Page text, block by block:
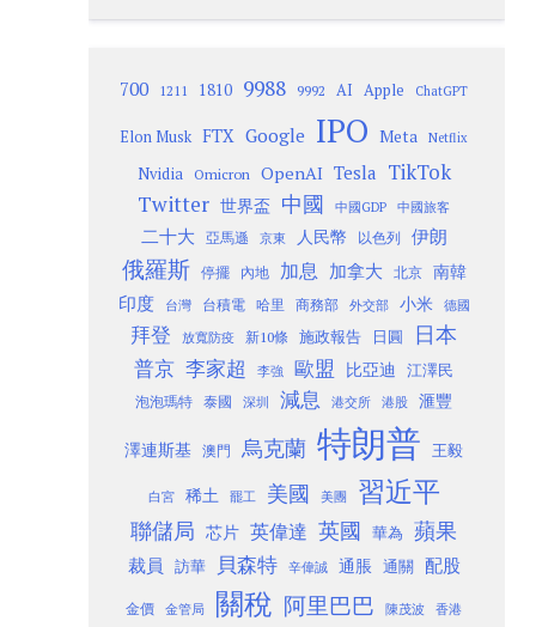
700 1211 1810 9988 9992 AI Apple ChatGPT
Elon Musk FTX Google IPO Meta Netflix
Nvidia Omicron OpenAI Tesla TikTok
Twitter 世界盃 中國 中國GDP 中國旅客
二十大 亞馬遜 京東 人民幣 以色列 伊朗
俄羅斯 停擺 內地 加息 加拿大 北京
南韓
印度
台灣 台積電 哈里 商務部 外交部 小米 德國
拜登 放寬防疫 新10條 施政報告 日圓 日本
普京 李家超 李強 歐盟 比亞迪 江澤民
泡泡瑪特 泰國 深圳 減息 港交所 港股 滙豐
澤連斯基 澳門 烏克蘭 特朗普 王毅
白宮 稀土 罷工 美國 美團 習近平
聯儲局 芯片 英偉達 英國 華為 蘋果
裁員 訪華 貝森特 辛偉誠 通脹 通關 配股
金價 金管局 關稅 阿里巴巴 陳茂波 香港